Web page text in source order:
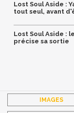
Lost Soul Aside :
tout seul, avant
Lost Soul Aside :
précise sa sortie
IMAGES